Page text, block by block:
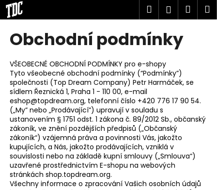
Přejít
na
obsah
Hledat
Obchodní podmínky
VŠEOBECNÉ OBCHODNÍ PODMÍNKY pro e-shopy
Tyto všeobecné obchodní podmínky (“Podmínky”)
společnosti (Top Dream Company) Petr Harmáček, se
sídlem Řeznická 1, Praha 1 - 110 00, e-mail
eshop@topdream.org, telefonní číslo +420 776 17 90 54.
(„My” nebo „Prodávající”) upravují v souladu s
ustanovením § 1751 odst. 1 zákona č. 89/2012 Sb., občanský
zákoník, ve znění pozdějších předpisů („Občanský
zákoník“) vzájemná práva a povinnosti Vás, jakožto
kupujících, a Nás, jakožto prodávajících, vzniklá v
souvislosti nebo na základě kupní smlouvy („Smlouva“)
uzavřené prostřednictvím E-shopu na webových
stránkách shop.topdream.org.
Všechny informace o zpracování Vašich osobních údajů
K
o
o
p
o
t
ř
e
b
u
j
e